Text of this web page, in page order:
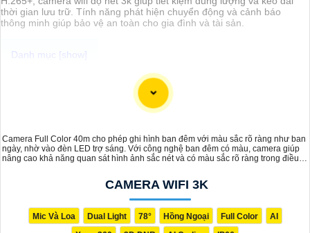
thời gian lưu trữ. Tính năng phát hiện chuyển động và cảnh báo
thông minh giúp bảo vệ an toàn cho gia đình và tài sản.
Smart Hybrid Light là một tính năng mới kết hợp cả công nghệ IP và
công nghệ analog giúp cho hình ảnh được truyền tải một cách sắc
nét. Với độ phân giải cao, camera có hỗ trợ tính năng Smart Hybrid
ban ngày và ban đêm, cung cấp sự bảo vệ toàn diện cho không gian
mà bạn muốn giám sát.
Camera Full Color 40m cho phép ghi hình ban đêm với màu sắc rõ ràng như ban
ngày, nhờ vào đèn LED trợ sáng. Với công nghệ ban đêm có màu, camera giúp
nâng cao khả năng quan sát hình ảnh sắc nét và có màu sắc rõ ràng trong điều
CAMERA WIFI 3K
Mic Và Loa Dual Light 78° Hồng Ngoại Full Color
AI